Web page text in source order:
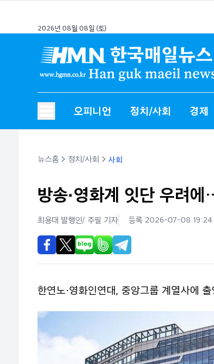
2026년 08월 08일 (토)
오피니언 정치/사회 경제
뉴스홈 정치/사회 사회
방송·영화계 잇단 우려
최용대 발행인/ 주필 기자 등록 2026-07-08 19:24
한연노·영화인연대, 중앙그룹 계열사에